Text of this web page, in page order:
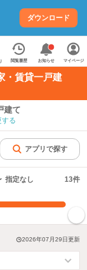
ダウンロード
閲覧履歴 お知らせ マイページ
・賃貸一戸建
建て
する
アプリで探す
指定なし 13件
2026年07月29日更新